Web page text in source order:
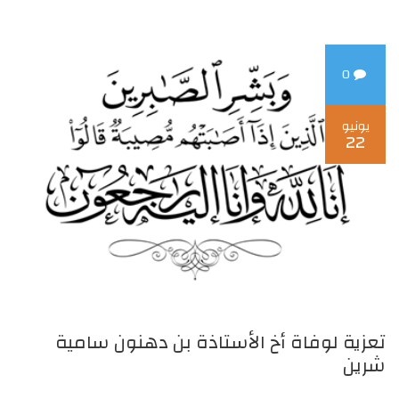
يونيو
22
تعزية لوفاة أخ الأستاذة بن دهنون سامية
شرين